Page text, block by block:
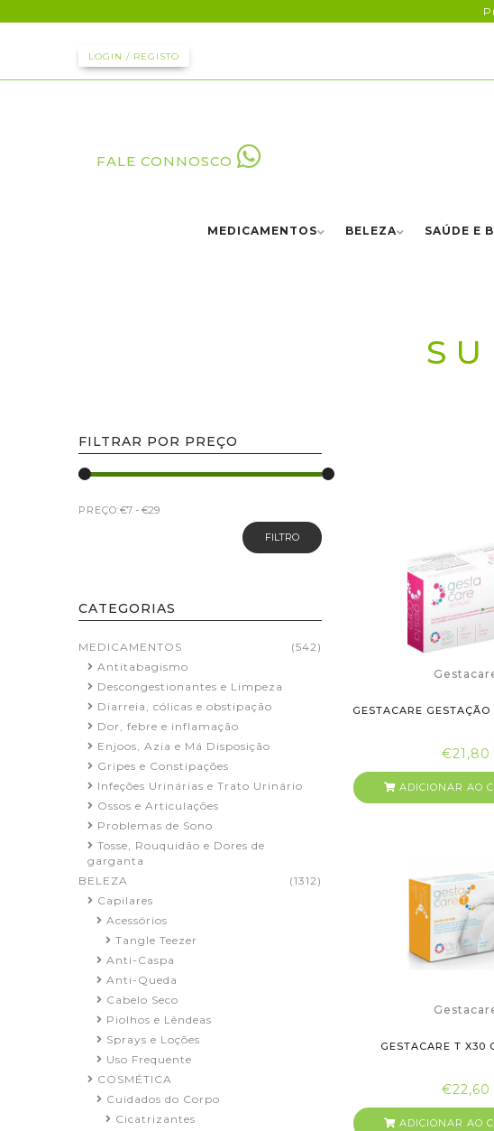
LOGIN / REGISTO
FALE CONNOSCO
MEDICAMENTOS BELEZA SAÚDE E
FILTRAR POR PREÇO
PREÇO:
FILTRO
CATEGORIAS
MEDICAMENTOS
(542)
Antitabagismo
Descongestionantes e Limpeza
Diarreia, cólicas e obstipação
Dor, febre e inflamação
Enjoos, Azia e Má Disposição
Gripes e Constipações
Infeções Urinárias e Trato Urinário
Ossos e Articulações
Problemas de Sono
Tosse, Rouquidão e Dores de
garganta
BELEZA
(1312)
Capilares
Acessórios
Tangle Teezer
Anti-Caspa
Anti-Queda
Cabelo Seco
Piolhos e Lêndeas
Sprays e Loções
Uso Frequente
COSMÉTICA
Cuidados do Corpo
Cicatrizantes
GESTACARE
€21,80
ADICIONAR AO
GESTACARE T X30
€22,60
ADICIONAR AO